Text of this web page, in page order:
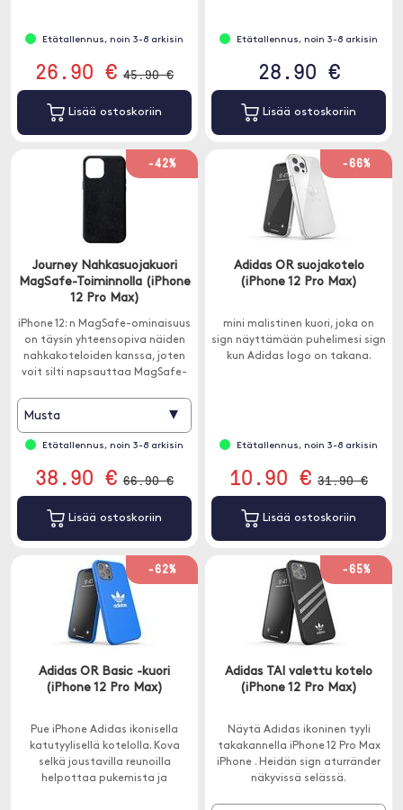
Etätallennus, noin 3-8 arkisin
26.90 € 45.90 €
Lisää ostoskoriin
Etätallennus, noin 3-8 arkisin
28.90 €
Lisää ostoskoriin
-42%
Journey Nahkasuojakuori
MagSafe-Toiminnolla (iPhone
12 Pro Max)
iPhone 12: n MagSafe-ominaisuus
on täysin yhteensopiva näiden
nahkakoteloiden kanssa, joten
voit silti napsauttaa MagSafe-
Musta ▾
Etätallennus, noin 3-8 arkisin
38.90 € 66.90 €
Lisää ostoskoriin
-66%
Adidas OR suojakotelo
(iPhone 12 Pro Max)
mini malistinen kuori, joka on
sign näyttämään puhelimesi sign
kun Adidas logo on takana.
Etätallennus, noin 3-8 arkisin
10.90 € 31.90 €
Lisää ostoskoriin
-62%
Adidas OR Basic -kuori
(iPhone 12 Pro Max)
Pue iPhone Adidas ikonisella
katutyylisellä kotelolla. Kova
selkä joustavilla reunoilla
helpottaa pukemista ja
-65%
Adidas TAI valettu kotelo
(iPhone 12 Pro Max)
Näytä Adidas ikoninen tyyli
takakannella iPhone 12 Pro Max
iPhone . Heidän sign aturränder
näkyvissä selässä.